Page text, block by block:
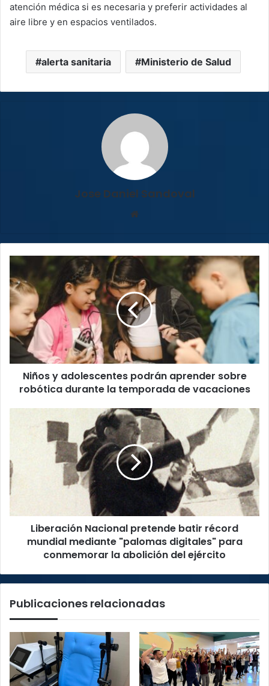
atención médica si es necesaria y preferir actividades al
aire libre y en espacios ventilados.
alerta sanitaria Ministerio de Salud
Jose Daniel Sandoval
Niños
adolescentes
podrán
aprender
sobre
robótica
durante
la
temporada
Niños y adolescentes podrán aprender sobre
robótica durante la temporada de vacaciones
récord
mundial
mediante
digitales"
conmemorar
del
Liberación Nacional pretende batir récord
mundial mediante "palomas digitales" para
conmemorar la abolición del ejército
Publicaciones relacionadas